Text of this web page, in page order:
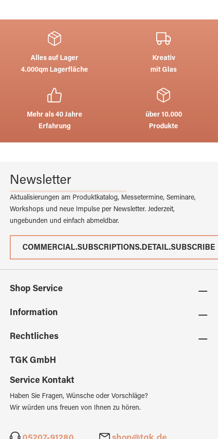
Alles auf Lager
4.000qm Lagerfläche
Kreativ
mit Glas
Mehr als 40 Jahre
Erfahrung
über 10.000
Produkte
Newsletter
Aktualisierungen am Produktkatalog, Messetermine, Seminare,
Workshops und neue Impulse per Newsletter. Jederzeit,
ungebunden und einfach abmeldbar.
COMMERCIAL.SUBSCRIPTIONS.DETAIL.SUBSCRIBE
Shop Service
Information
Rechtliches
TGK GmbH
Service Kontakt
Haben Sie Fragen, Wünsche oder Vorschläge?
Wir würden uns freuen von Ihnen zu hören.